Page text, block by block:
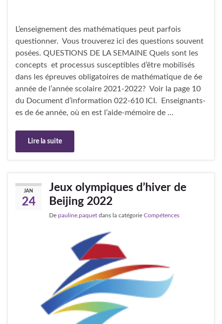
L’enseignement des mathématiques peut parfois
questionner. Vous trouverez ici des questions souvent
posées. QUESTIONS DE LA SEMAINE Quels sont les
concepts et processus susceptibles d’être mobilisés
dans les épreuves obligatoires de mathématique de 6e
année de l’année scolaire 2021-2022? Voir la page 10
du Document d’information 022-610 ICI. Enseignants-
es de 6e année, où en est l’aide-mémoire de …
Lire la suite
JAN
24
Jeux olympiques d’hiver de
Beijing 2022
De pauline.paquet dans la catégorie Compétences